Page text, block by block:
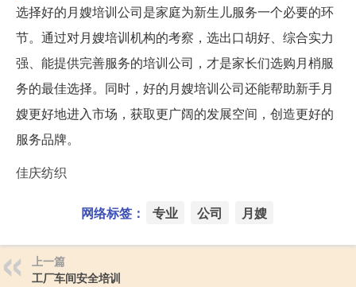
选择好的月嫂培训公司是家庭为新生儿服务一个必要的环
节。通过对月嫂培训机构的考察，选出口胡好、综合实力
强、能提供完善服务的培训公司，才是家长们选购月梢服
务的最佳选择。同时，好的月嫂培训公司还能帮助新手月
嫂更好地进入市场，获取更广阔的发展空间，创造更好的
服务品牌。
佳庆纺织
网络标签： 专业 公司 月嫂
上一篇
工厂车间安全培训